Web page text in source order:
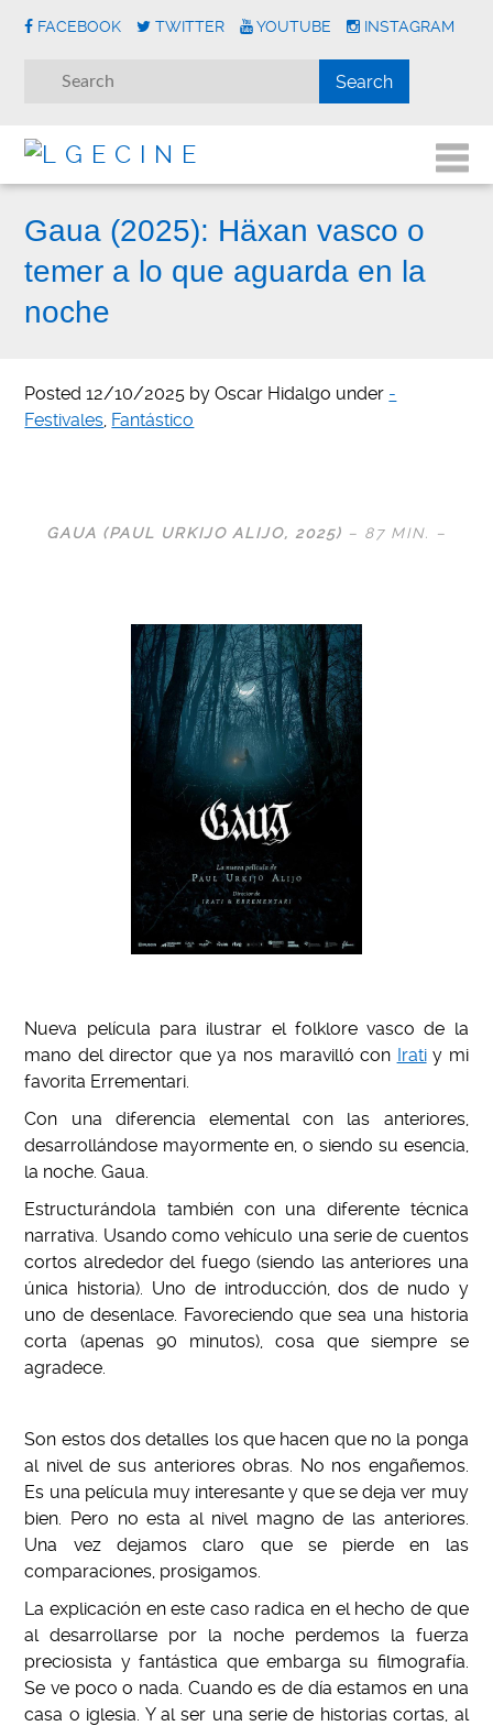
FACEBOOK TWITTER YOUTUBE INSTAGRAM
Gaua (2025): Häxan vasco o
temer a lo que aguarda en la
noche
Posted12/10/2025 byOscar Hidalgo under -
Festivales, Fantástico
GAUA (PAUL URKIJO ALIJO, 2025) – 87 MIN. –
Nueva película para ilustrar el folklore vasco de la
mano del director que ya nos maravilló con Iratiy mi
favorita Errementari.
Con una diferencia elemental con las anteriores,
desarrollándose mayormente en, o siendo su esencia,
la noche. Gaua.
Estructurándola también con una diferente técnica
narrativa. Usando como vehículo una serie de cuentos
cortos alrededor del fuego (siendo las anteriores una
única historia). Uno de introducción, dos de nudo y
uno de desenlace. Favoreciendo que sea una historia
corta (apenas 90 minutos), cosa que siempre se
agradece.
Son estos dos detalles los que hacen que no la ponga
al nivel de sus anteriores obras. No nos engañemos.
Es una película muy interesante y que se deja ver muy
bien. Pero no esta al nivel magno de las anteriores.
Una vez dejamos claro que se pierde en las
comparaciones, prosigamos.
La explicación en este caso radica en el hecho de que
al desarrollarse por la noche perdemos la fuerza
preciosista y fantástica que embarga su filmografía.
Se ve poco o nada. Cuando es de día estamos en una
casa o iglesia. Y al ser una serie de historias cortas, al